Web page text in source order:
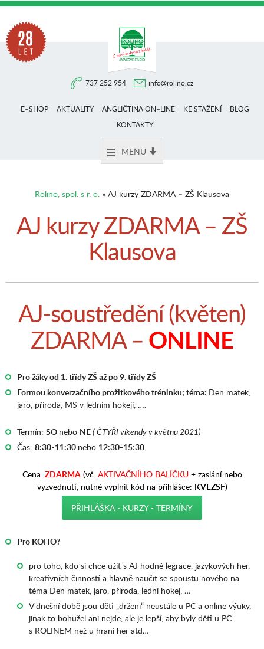
737 252 954 info@rolino.cz
E–SHOP AKTUALITY ANGLIČTINA ON–LINE KE STAŽENÍ
BLOG
KONTAKTY
MENU
Rolino, spol. s r. o. » AJ kurzy ZDARMA – ZŠ Klausova
AJ kurzy ZDARMA – ZŠ
Klausova
AJ-soustředění (květen)
ZDARMA – ONLINE
Pro žáky od 1. třídy ZŠ až po 9. třídy ZŠ
Formou konverzačního prožitkového tréninku; téma: Den matek,
jaro, příroda, MS v ledním hokeji, ….
Termín: SO nebo NE( ČTYŘI víkendy v květnu 2021)
Čas: 8:30-11:30 nebo 12:30-15:30
Cena: ZDARMA (vč. AKTIVAČNÍHO BALÍČKU+ zaslání nebo
vyzvednutí, nutné vyplnit kód na přihlášce: KVEZSF)
PŘIHLÁŠKA - KURZY - TERMÍNY
Pro KOHO?
pro toho, kdo si chce užít s AJ hodně legrace, jazykových her,
kreativních činností a hlavně naučit se spoustu nového na
téma Den matek, jaro, příroda, lední hokej, …
V dnešní době jsou děti „drženi“ neustále u PC a online výuky,
jinak to bohužel ani nejde, ale je lepší, aby byly děti u PC
s ROLINEM než u hraní her atd…